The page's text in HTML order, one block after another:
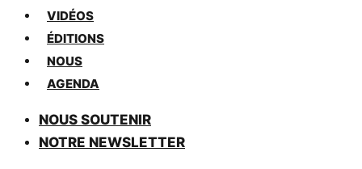
VIDÉOS
ÉDITIONS
NOUS
AGENDA
NOUS SOUTENIR
NOTRE NEWSLETTER